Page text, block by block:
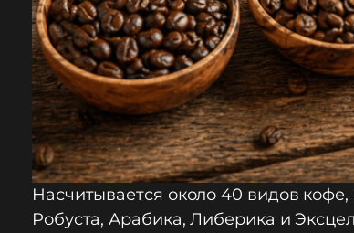
Насчитывается около 40 видов
Робуста, Арабика, Либерика и